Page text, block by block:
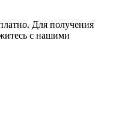
Для получения
с нашими